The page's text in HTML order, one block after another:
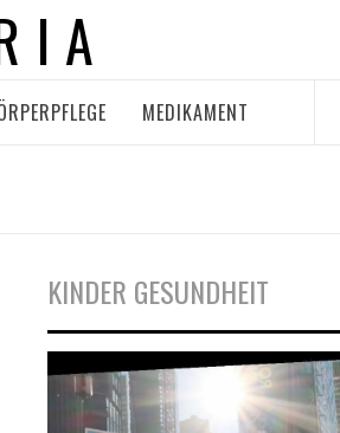
MEDIKAMENT
KINDER GESUNDHEIT